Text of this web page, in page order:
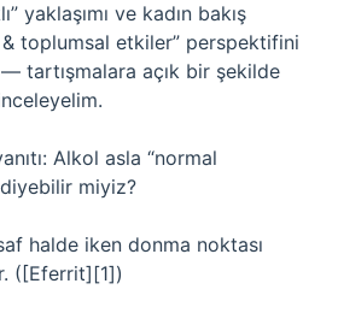
yaklaşımı ve kadın bakış
& toplumsal etkiler” perspektifini
tartışmalara açık bir şekilde
Alkol asla “normal
miyiz?
halde iken donma noktası
([Eferrit][1])